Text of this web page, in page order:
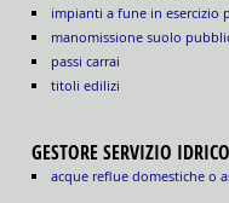
impianti a fune in esercizio
manomissione suolo
passi carrai
titoli edilizi
GESTORE SERVIZIO
acque reflue domestiche o